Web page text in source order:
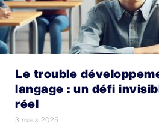
Le trouble
langage : un défi
réel
3 mars 2025